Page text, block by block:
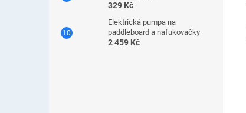
329 Kč
Elektrická pumpa na
paddleboard a nafukovačky
2 459 Kč